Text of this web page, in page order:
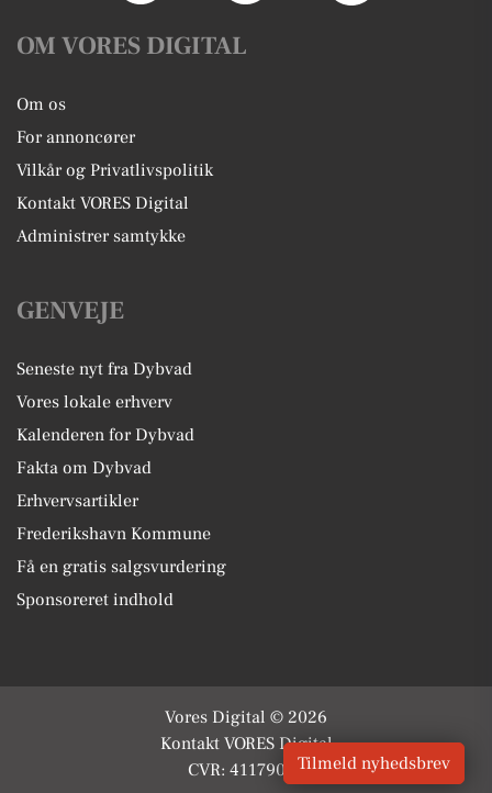
OM VORES DIGITAL
Om os
For annoncører
Vilkår og Privatlivspolitik
Kontakt VORES Digital
Administrer samtykke
GENVEJE
Seneste nyt fra Dybvad
Vores lokale erhverv
Kalenderen for Dybvad
Fakta om Dybvad
Erhvervsartikler
Frederikshavn Kommune
Få en gratis salgsvurdering
Sponsoreret indhold
Vores Digital © 2026
Kontakt VORES Digital
CVR: 41179082Tilmeld nyhedsbrev